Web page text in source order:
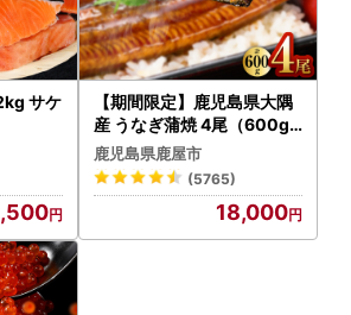
ケ
【期間限定】鹿児島県大隅
産 うなぎ蒲焼 4尾（600g
） KN007-004-04-cp18
うなぎ 鰻 魚 惣菜 総菜
鹿児島県鹿屋市
(5765)
18,000